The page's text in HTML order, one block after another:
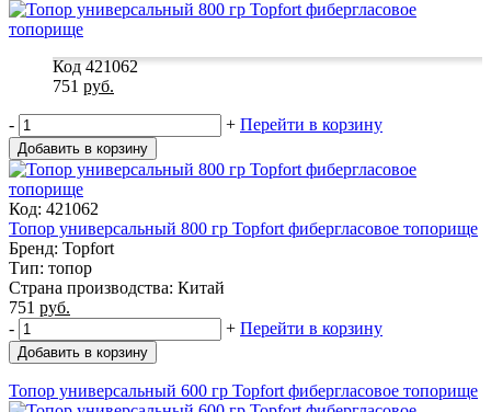
Код 421062
751 руб.
- + Перейти в корзину
Добавить в корзину
Код: 421062
Топор универсальный 800 гр Topfort фибергласовое топорище
Бренд: Topfort
Тип: топор
Страна производства: Китай
751 руб.
-
+ Перейти в корзину
Добавить в корзину
Топор универсальный 600 гр Topfort фибергласовое топорище